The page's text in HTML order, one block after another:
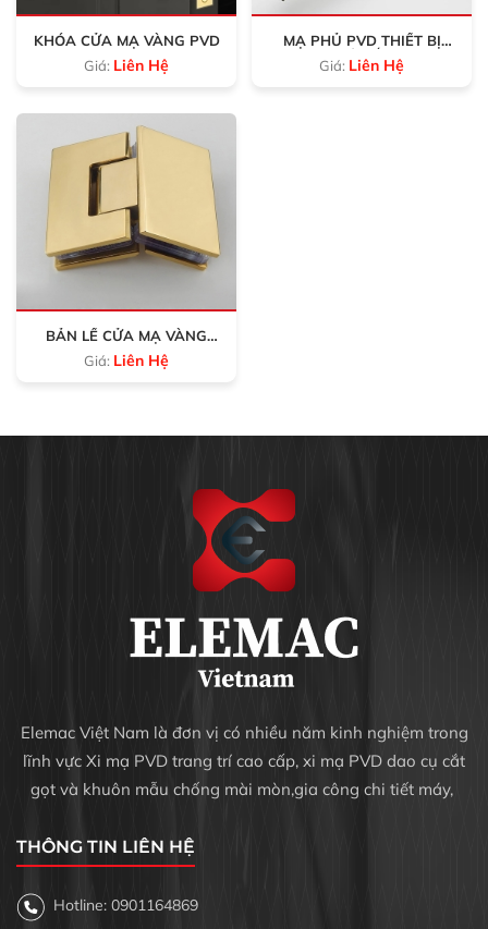
KHÓA CỬA MẠ VÀNG PVD
Giá: Liên Hệ
MẠ PHỦ PVD THIẾT BỊ
NHÀ TẮM
Giá: Liên Hệ
BẢN LỀ CỬA MẠ VÀNG
PVD
Giá: Liên Hệ
Elemac Việt Nam là đơn vị có nhiều năm kinh nghiệm trong
lĩnh vực Xi mạ PVD trang trí cao cấp, xi mạ PVD dao cụ cắt
gọt và khuôn mẫu chống mài mòn,gia công chi tiết máy,
THÔNG TIN LIÊN HỆ
Hotline: 0901164869